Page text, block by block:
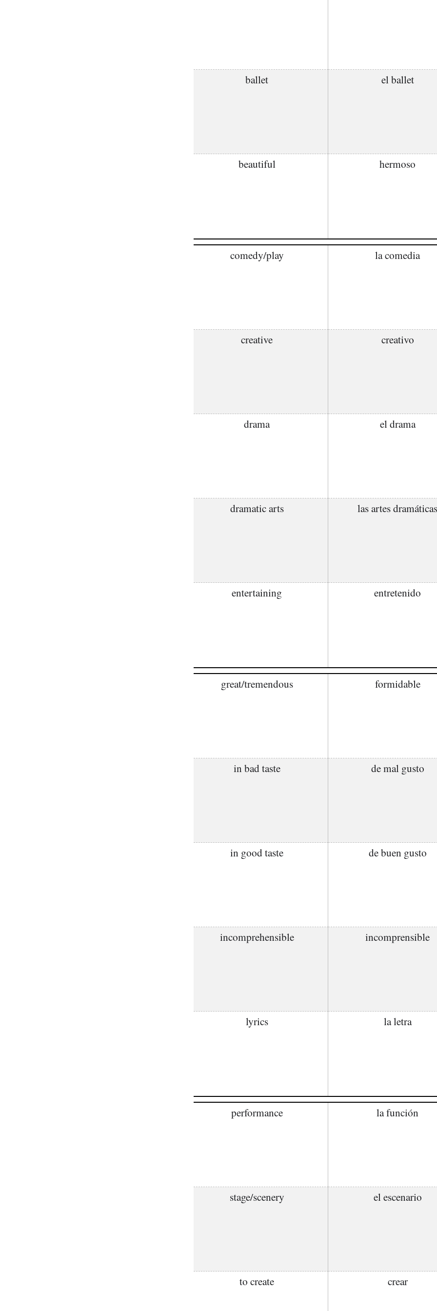
ballet el ballet
beautiful hermoso
comedy/play la comedia
creative creativo
drama el drama
dramatic arts las artes dramáticas
entertaining entretenido
great/tremendous formidable
in bad taste de mal gusto
in good taste de buen gusto
incomprehensible incomprensible
lyrics la letra
performance la función
stage/scenery el escenario
to create crear